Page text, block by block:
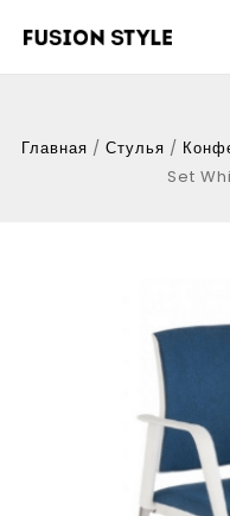
Главная / Стулья /
Set